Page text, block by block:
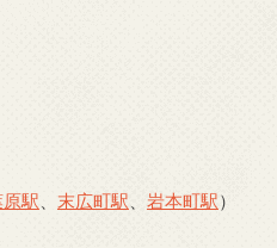
駅 末広町駅 岩本町駅）